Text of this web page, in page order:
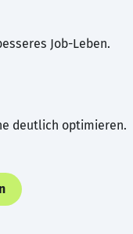
Job-Leben.
deutlich optimieren.